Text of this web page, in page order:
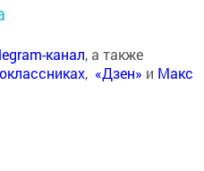
канал, а также
, «Дзен» и Макс